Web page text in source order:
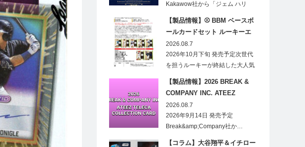
Kakawow社から「ジェム ハリ
【製品情報】⚾ BBM ベースボ
ールカードセット ルーキーエ
ディションプレミアム 2026
2026.08.7
2026年10月下旬 発売予定次世代
を担うルーキーが終結した大人気
【製品情報】2026 BREAK &
COMPANY INC. ATEEZ
TELECA COLLECTION CARD
2026.08.7
2026年9月14日 発売予定
Break&amp;Company社か…
【コラム】大谷翔平＆イチロー